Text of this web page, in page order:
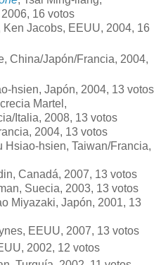
16 votos
Ken Jacobs, EEUU, 2004, 16
China/Japón/Francia, 2004,
hsien, Japón, 2004, 13 votos
Martel,
Italia, 2008, 13 votos
2004, 13 votos
Hsiao-hsien, Taiwan/Francia,
Canadá, 2007, 13 votos
Suecia, 2003, 13 votos
Miyazaki, Japón, 2001, 13
EEUU, 2007, 13 votos
2002, 12 votos